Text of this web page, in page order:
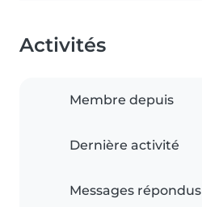
Activités
Membre depuis
Dernière activité
Messages répondus